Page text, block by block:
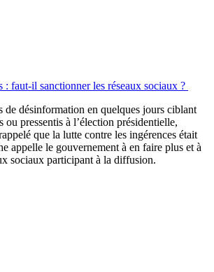
: faut-il sanctionner les réseaux sociaux ?
de désinformation en quelques jours ciblant
ou pressentis à l’élection présidentielle,
que la lutte contre les ingérences était
appelle le gouvernement à en faire plus et à
sociaux participant à la diffusion.